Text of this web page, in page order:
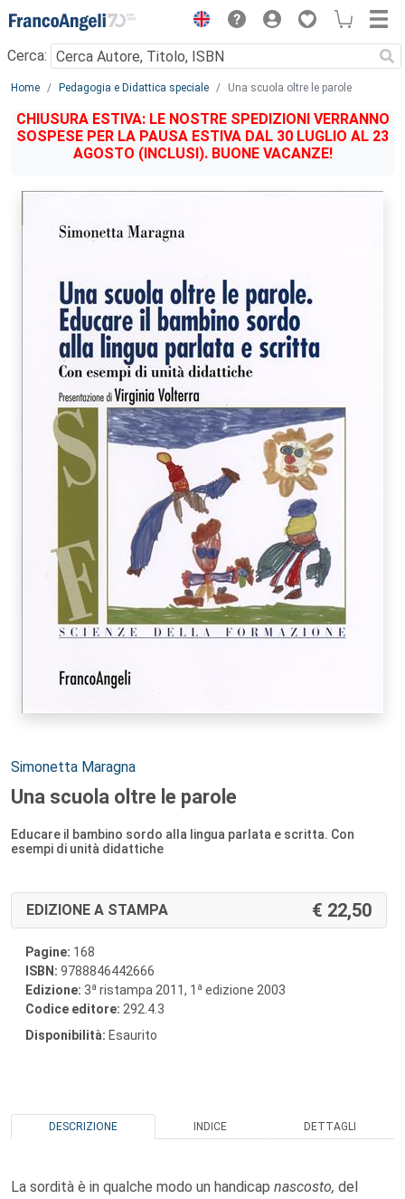
Menu
Cerca:
Main content
Home Pedagogia e Didattica speciale Una scuola oltre le parole
CHIUSURA ESTIVA: LE NOSTRE SPEDIZIONI VERRANNO
SOSPESE PER LA PAUSA ESTIVA DAL 30 LUGLIO AL 23
AGOSTO (INCLUSI). BUONE VACANZE!
Autori:
Simonetta Maragna
Una scuola oltre le parole
Educare il bambino sordo alla lingua parlata e scritta. Con
esempi di unità didattiche
EDIZIONE A STAMPA 22,50
Pagine: 168
ISBN: 9788846442666
Edizione: 3a ristampa 2011, 1 a edizione 2003
Codice editore: 292.4.3
Disponibilità: Esaurito
DESCRIZIONE INDICE DETTAGLI
La sordità è in qualche modo un handicap nascosto, del